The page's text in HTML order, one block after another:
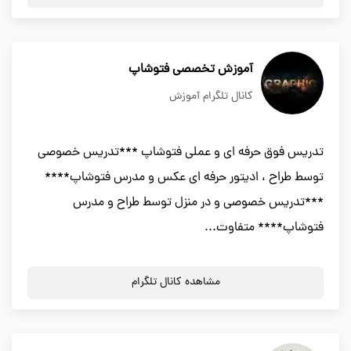
آموزش تخصصی فتوشاپ
کانال تلگرام آموزش
تدریس فوق حرفه ای و عملی فتوشاپ ***تدریس خصوصی
توسط طراح ، ادیتور حرفه ای عکس و مدرس فتوشاپ****
***تدریس خصوصی و در منزل توسط طراح و مدرس
فتوشاپ**** متفاوت...
مشاهده کانال تلگرام